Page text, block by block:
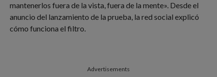
mantenerlos fuera de la vista, fuera de la mente». Desde el
anuncio del lanzamiento de la prueba, la red social explicó
cómo funciona el filtro.
Advertisements